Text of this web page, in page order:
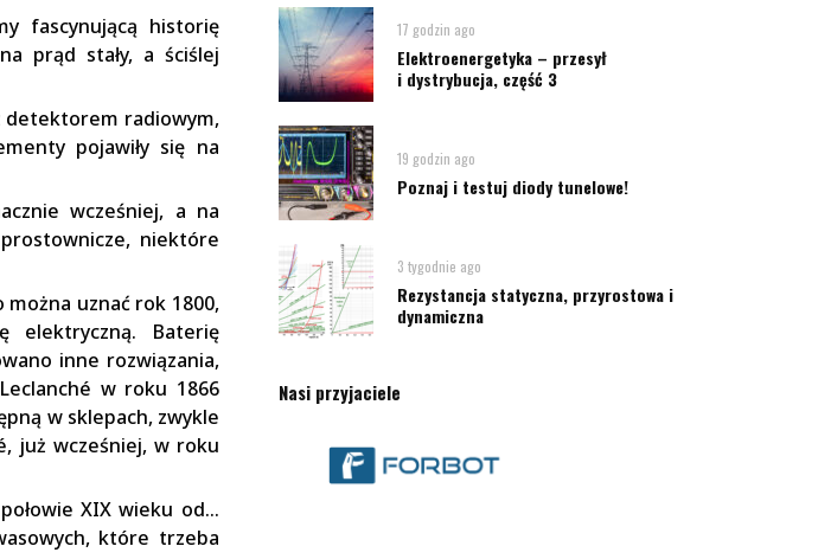
fascynującą historię
prąd stały, a ściślej
detektorem radiowym,
pojawiły się na
wcześniej, a na
niektóre
uznać rok 1800,
elektryczną. Baterię
inne rozwiązania,
w roku 1866
w sklepach, zwykle
już wcześniej, w roku
XIX wieku od…
które trzeba
17 godzin ago
Elektroenergetyka – przesył
i dystrybucja, część 3
19 godzin ago
Poznaj i testuj diody tunelowe!
3 tygodnie ago
Rezystancja statyczna, przyrostowa i
dynamiczna
Nasi przyjaciele